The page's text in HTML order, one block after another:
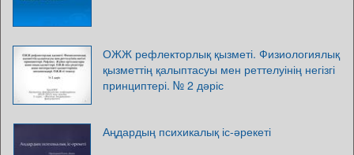
ОЖЖ рефлекторлық қызметі. Физиологиялық
қызметтің қалыптасуы мен реттелуінің негізгі
принциптері. № 2 дәріс
Аңдардың психикалық іс-әрекеті